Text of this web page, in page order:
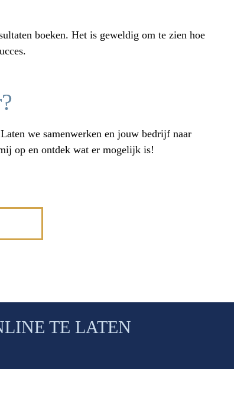
boeken. Het is geweldig om te zien hoe
we samenwerken en jouw bedrijf naar
op en ontdek wat er mogelijk is!
TE LATEN